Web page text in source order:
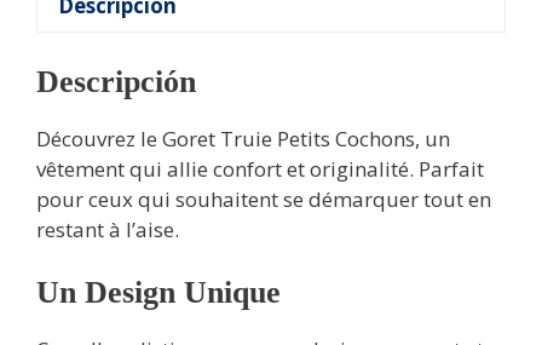
Descripción
Descripción
Découvrez le Goret Truie Petits Cochons, un
vêtement qui allie confort et originalité. Parfait
pour ceux qui souhaitent se démarquer tout en
restant à l’aise.
Un Design Unique